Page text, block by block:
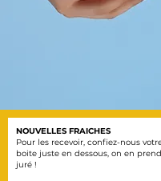
NOUVELLES FRAICHES
Pour les recevoir, confiez-nous
boite juste en dessous, on en
juré !